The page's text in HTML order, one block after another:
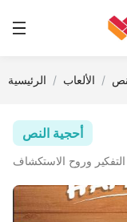
الرئيسية الألعاب
أحجية النص